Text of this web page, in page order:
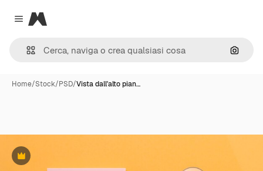
Close menu
Magnific
Cerca
Home/Stock/PSD/Vista dall'alto pian…
Premium